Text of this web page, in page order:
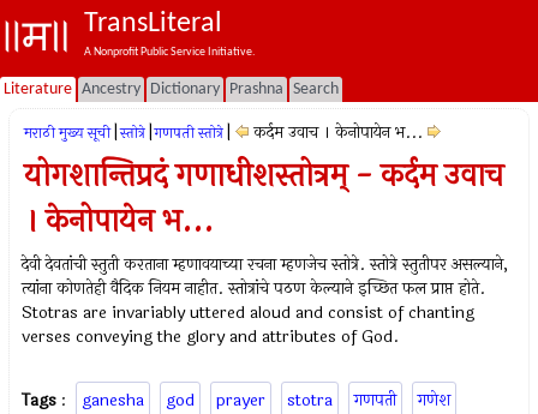
TransLiteral
A Nonprofit Public Service Initiative.
Literature Ancestry Dictionary Prashna Search
मराठी मुख्य सूची स्तोत्रे गणपती स्तोत्रे कर्दम उवाच । केनोपायेन भ...
योगशान्तिप्रदं गणाधीशस्तोत्रम् - कर्दम उवाच
। केनोपायेन भ...
देवी देवतांची स्तुती करताना म्हणावयाच्या रचना म्हणजेच स्तोत्रे. स्तोत्रे स्तुतीपर असल्याने,
त्यांना कोणतेही वैदिक नियम नाहीत. स्तोत्रांचे पठण केल्याने इच्छित फल प्राप्त होते.
Stotras are invariably uttered aloud and consist of chanting
verses conveying the glory and attributes of God.
Tags : ganesha god prayer stotra गणपती
गणेश